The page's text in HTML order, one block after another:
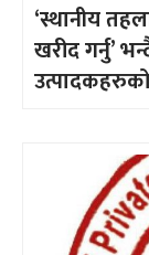
‘स्थानीय
खरीद गर्नु’